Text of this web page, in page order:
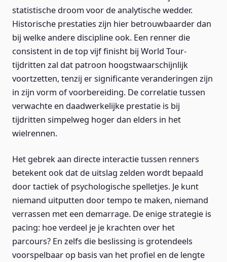
statistische droom voor de analytische wedder.
Historische prestaties zijn hier betrouwbaarder dan
bij welke andere discipline ook. Een renner die
consistent in de top vijf finisht bij World Tour-
tijdritten zal dat patroon hoogstwaarschijnlijk
voortzetten, tenzij er significante veranderingen zijn
in zijn vorm of voorbereiding. De correlatie tussen
verwachte en daadwerkelijke prestatie is bij
tijdritten simpelweg hoger dan elders in het
wielrennen.
Het gebrek aan directe interactie tussen renners
betekent ook dat de uitslag zelden wordt bepaald
door tactiek of psychologische spelletjes. Je kunt
niemand uitputten door tempo te maken, niemand
verrassen met een demarrage. De enige strategie is
pacing: hoe verdeel je je krachten over het
parcours? En zelfs die beslissing is grotendeels
voorspelbaar op basis van het profiel en de lengte